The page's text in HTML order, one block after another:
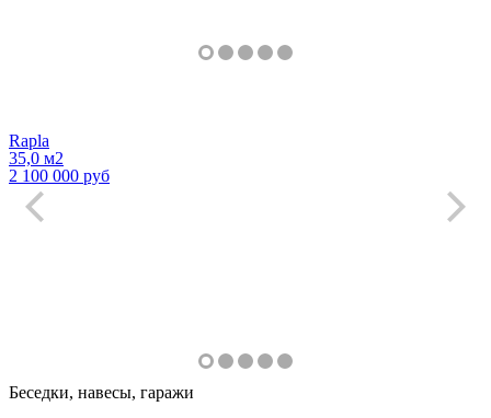
Rapla
35,0 м2
2 100 000 руб
Беседки, навесы, гаражи